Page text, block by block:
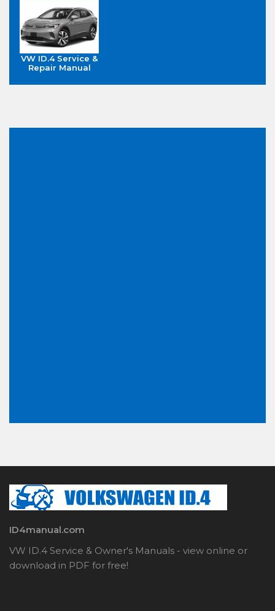
VW ID.4 Service &
Repair Manual
ID4manual.com
VW ID.4 Service & Owner's Manuals - view online or
download in PDF for free!